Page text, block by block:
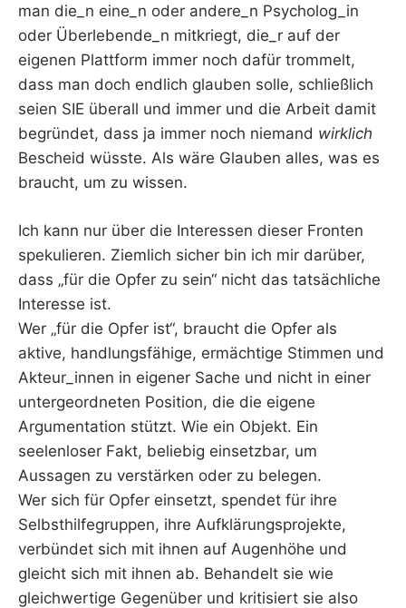
man die_n eine_n oder andere_n Psycholog_in
oder Überlebende_n mitkriegt, die_r auf der
eigenen Plattform immer noch dafür trommelt,
dass man doch endlich glauben solle, schließlich
seien SIE überall und immer und die Arbeit damit
begründet, dass ja immer noch niemand wirklich
Bescheid wüsste. Als wäre Glauben alles, was es
braucht, um zu wissen.
Ich kann nur über die Interessen dieser Fronten
spekulieren. Ziemlich sicher bin ich mir darüber,
dass „für die Opfer zu sein“ nicht das tatsächliche
Interesse ist.
Wer „für die Opfer ist“, braucht die Opfer als
aktive, handlungsfähige, ermächtige Stimmen und
Akteur_innen in eigener Sache und nicht in einer
untergeordneten Position, die die eigene
Argumentation stützt. Wie ein Objekt. Ein
seelenloser Fakt, beliebig einsetzbar, um
Aussagen zu verstärken oder zu belegen.
Wer sich für Opfer einsetzt, spendet für ihre
Selbsthilfegruppen, ihre Aufklärungsprojekte,
verbündet sich mit ihnen auf Augenhöhe und
gleicht sich mit ihnen ab. Behandelt sie wie
gleichwertige Gegenüber und kritisiert sie also